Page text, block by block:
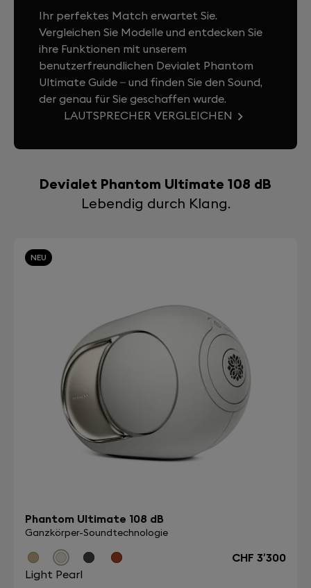
Ihr perfektes Match erwartet Sie.
Vergleichen Sie Modelle und entdecken Sie
ihre Funktionen mit unserem
benutzerfreundlichen Devialet Phantom
Ultimate Guide – und finden Sie den Sound,
der genau für Sie geschaffen wurde.
LAUTSPRECHER VERGLEICHEN
Devialet Phantom Ultimate 108 dB
Lebendig durch Klang.
NEU
Phantom Ultimate 108 dB
Ganzkörper-Soundtechnologie
Light Pearl
CHF 3’300